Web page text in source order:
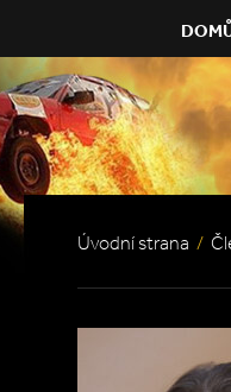
Úvodní strana /